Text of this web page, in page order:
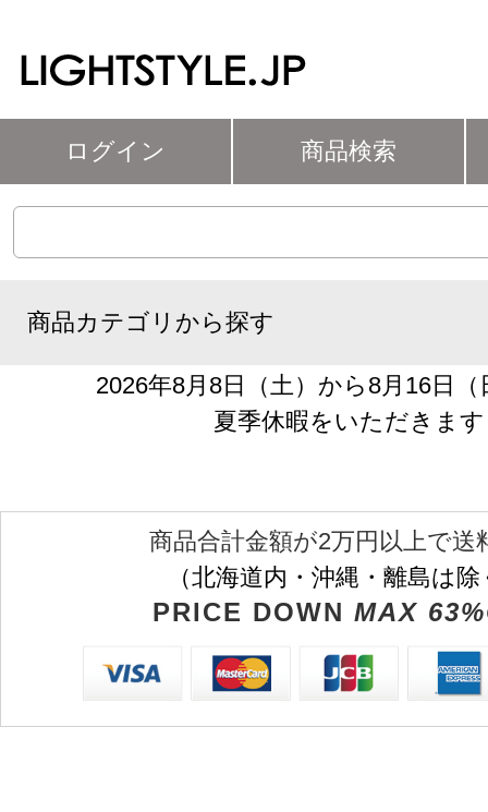
ログイン 商品検索
商品カテゴリから探す
2026年8月8日（土）から8月16日
夏季休暇をいただきます
商品合計金額が2万円以上で送
（北海道内・沖縄・離島は
PRICE DOWN MAX